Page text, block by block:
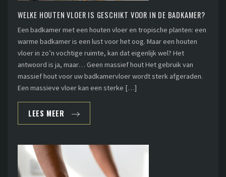
WELKE HOUTEN VLOER IS GESCHIKT VOOR IN DE BADKAMER?
Een badkamer met een houten vloer en tropische planten: een
warme badkamer is een lust voor het oog. Maar een houten
vloer in zo’n vochtige ruimte, kan dat eigenlijk wel? Het
antwoord is ja, maar… Geen massief hout Het gebruik van
massief hout voor uw badkamervloer wordt sterk afgeraden.
Een massieve vloer kan een sterke […]
LEES MEER